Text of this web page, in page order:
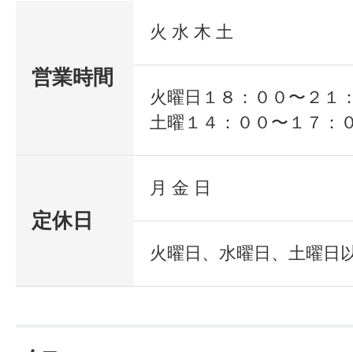
営業時間
火 水 木 土
火曜日１８：００〜２１
土曜１４：００〜１７：
定休日
月 金 日
火曜日、水曜日、土曜日